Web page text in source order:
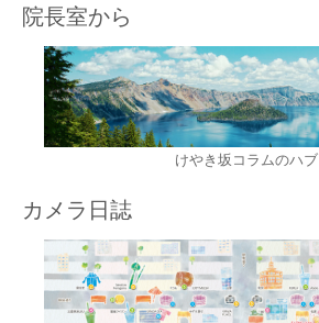
院長室から
けやき坂コラムのハブ
カメラ日誌